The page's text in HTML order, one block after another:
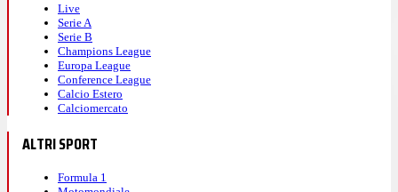
Live
Serie A
Serie B
Champions League
Europa League
Conference League
Calcio Estero
Calciomercato
ALTRI SPORT
Formula 1